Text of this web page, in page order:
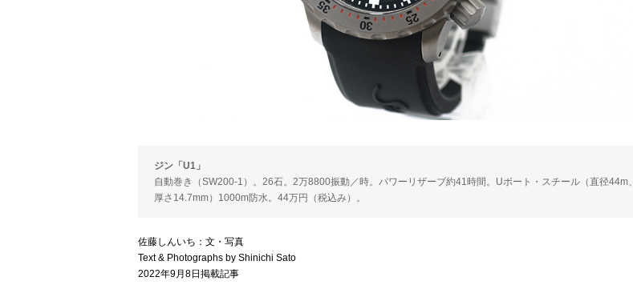
ジン「U1」
自動巻き（SW200-1）。26石。2万8800振動／時。パワーリザーブ約41時間。Uボート・スチール（直径44m、
厚さ14.7mm）1000m防水。44万円（税込み）。
佐藤しんいち：文・写真
Text & Photographs by Shinichi Sato
2022年9月8日掲載記事